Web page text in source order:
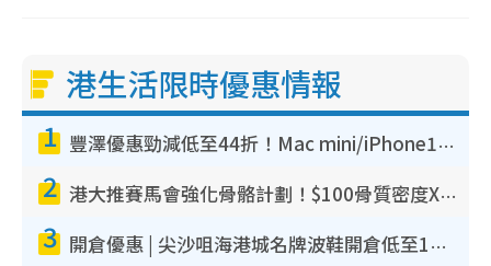
港生活限時優惠情報
1 豐澤優惠勁減低至44折！Mac mini/iPhone17Pro大減價！廚房家電$220起
2 港大推賽馬會強化骨骼計劃！$100骨質密度X光檢查 完成免費運動訓練送超市禮券！附參加資格
3 開倉優惠 | 尖沙咀海港城名牌波鞋開倉低至1折！On鞋$899起／Joy&Peace鞋履$98起